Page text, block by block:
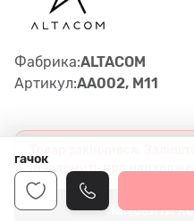
Фабрика:ALTACOM
Артикул:AA002, M11
Товар закінчився.
повідомить про
Замовити
гачок